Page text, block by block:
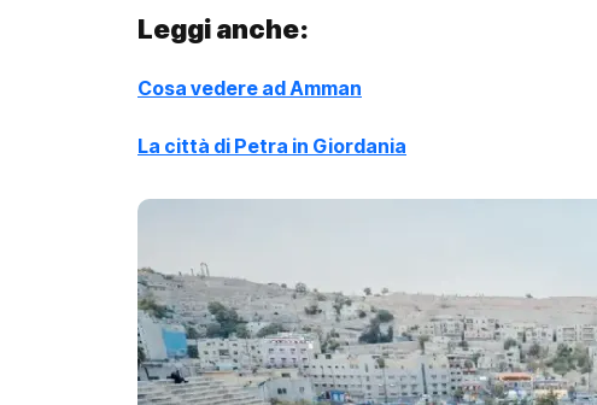
Leggi anche:
Cosa vedere ad Amman
La città di Petra in Giordania